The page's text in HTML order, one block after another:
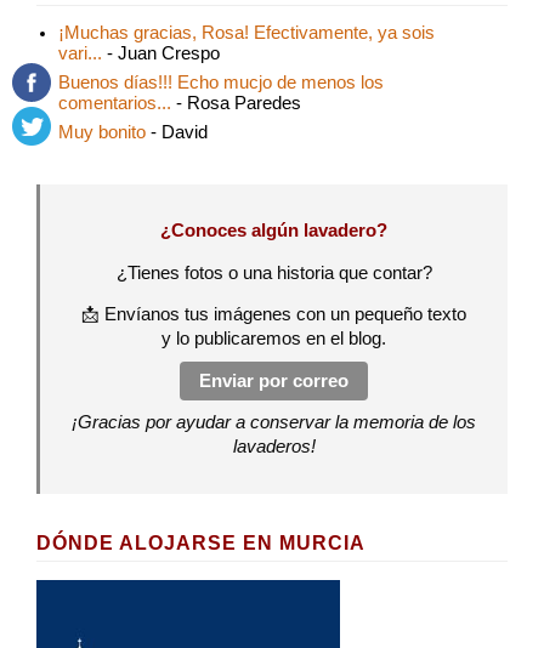
¡Muchas gracias, Rosa! Efectivamente, ya sois
vari... - Juan Crespo
Buenos días!!! Echo mucjo de menos los
comentarios... - Rosa Paredes
Muy bonito - David
¿Conoces algún lavadero?
¿Tienes fotos o una historia que contar?
📩 Envíanos tus imágenes con un pequeño texto
y lo publicaremos en el blog.
Enviar por correo
¡Gracias por ayudar a conservar la memoria de los
lavaderos!
DÓNDE ALOJARSE EN MURCIA